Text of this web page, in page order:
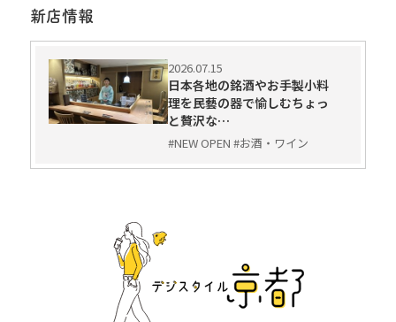
新店情報
2026.07.15
日本各地の銘酒やお手製小料
理を民藝の器で愉しむちょっ
と贅沢な…
#NEW OPEN #お酒・ワイン